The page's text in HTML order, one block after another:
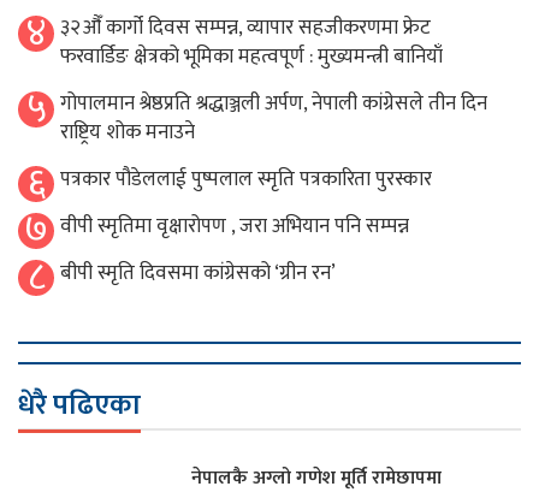
४ ३२औँ कार्गो दिवस सम्पन्न, व्यापार सहजीकरणमा फ्रेट
फरवार्डिङ क्षेत्रको भूमिका महत्वपूर्ण : मुख्यमन्त्री बानियाँ
५ गोपालमान श्रेष्ठप्रति श्रद्धाञ्जली अर्पण, नेपाली कांग्रेसले तीन दिन
राष्ट्रिय शोक मनाउने
६ पत्रकार पौडेललाई पुष्पलाल स्मृति पत्रकारिता पुरस्कार
७ वीपी स्मृतिमा वृक्षारोपण , जरा अभियान पनि सम्पन्न
८ बीपी स्मृति दिवसमा कांग्रेसको ‘ग्रीन रन’
धेरै पढिएका
नेपालकै अग्लो गणेश मूर्ति रामेछापमा